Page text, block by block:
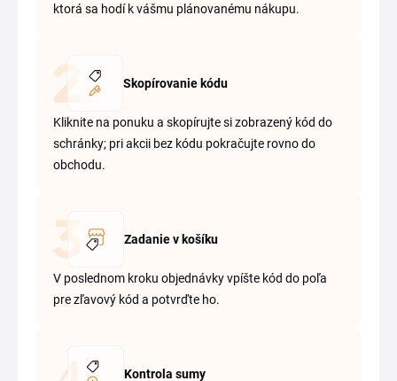
ktorá sa hodí k vášmu plánovanému nákupu.
Skopírovanie kódu
Kliknite na ponuku a skopírujte si zobrazený kód do
schránky; pri akcii bez kódu pokračujte rovno do
obchodu.
Zadanie v košíku
V poslednom kroku objednávky vpíšte kód do poľa
pre zľavový kód a potvrďte ho.
Kontrola sumy